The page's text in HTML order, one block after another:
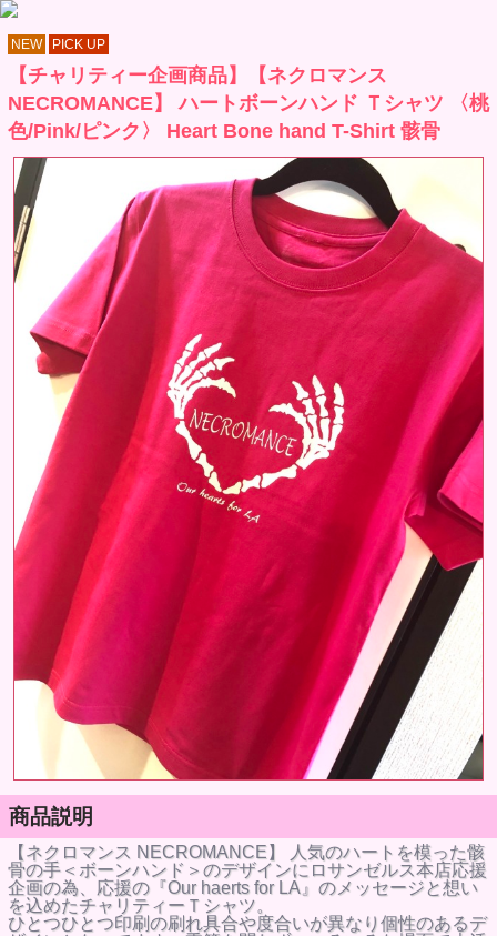
NEW PICK UP
【チャリティー企画商品】【ネクロマンス
NECROMANCE】 ハートボーンハンド Ｔシャツ 〈桃
色/Pink/ピンク〉 Heart Bone hand T-Shirt 骸骨
商品説明
【ネクロマンス NECROMANCE】 人気のハートを模った骸
骨の手＜ボーンハンド＞のデザインにロサンゼルス本店応援
企画の為、応援の『Our haerts for LA』のメッセージと想い
を込めたチャリティーＴシャツ。
ひとつひとつ印刷の刷れ具合や度合いが異なり個性のあるデ